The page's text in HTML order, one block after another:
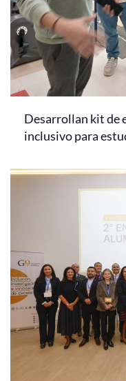
Desarrollan kit de
inclusivo para